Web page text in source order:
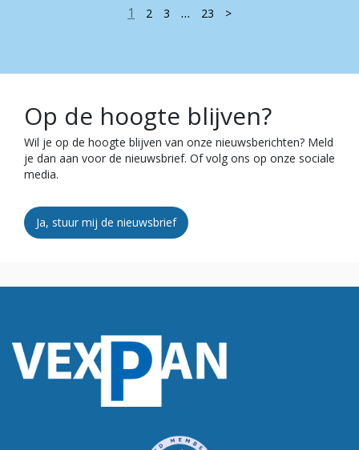
1 2 3 … 23 >
Op de hoogte blijven?
Wil je op de hoogte blijven van onze nieuwsberichten? Meld
je dan aan voor de nieuwsbrief. Of volg ons op onze sociale
media.
Ja, stuur mij de nieuwsbrief